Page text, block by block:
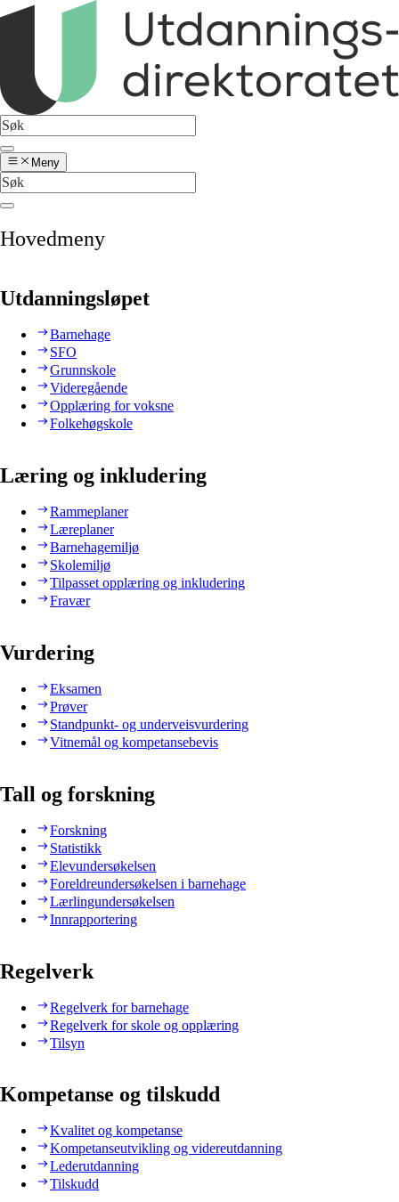
Meny
Hovedmeny
Utdanningsløpet
Barnehage
SFO
Grunnskole
Videregående
Opplæring for voksne
Folkehøgskole
Læring og inkludering
Rammeplaner
Læreplaner
Barnehagemiljø
Skolemiljø
Tilpasset opplæring og inkludering
Fravær
Vurdering
Eksamen
Prøver
Standpunkt- og underveisvurdering
Vitnemål og kompetansebevis
Tall og forskning
Forskning
Statistikk
Elevundersøkelsen
Foreldreundersøkelsen i barnehage
Lærlingundersøkelsen
Innrapportering
Regelverk
Regelverk for barnehage
Regelverk for skole og opplæring
Tilsyn
Kompetanse og tilskudd
Kvalitet og kompetanse
Kompetanseutvikling og videreutdanning
Lederutdanning
Tilskudd